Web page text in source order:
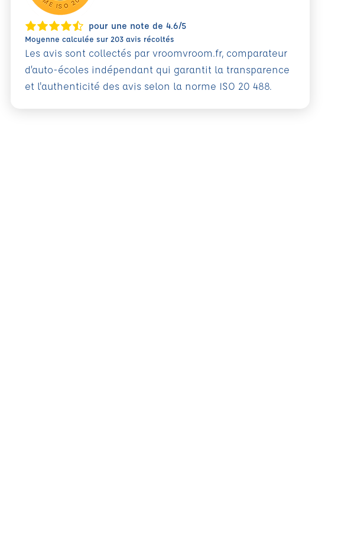
pour une note de 4.6/5
Moyenne calculée sur 203 avis récoltés
Les avis sont collectés par vroomvroom.fr, comparateur
d’auto-écoles indépendant qui garantit la transparence
et l'authenticité des avis selon la norme ISO 20 488.